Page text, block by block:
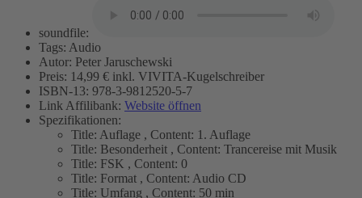
soundfile:
Tags: Audio
Autor: Peter Jaruschewski
Preis: 14,99 € inkl. VIVITA-Kugelschreiber
ISBN-13: 978-3-9812520-5-7
Link Affilibank: Website öffnen
Spezifikationen:
Title: Auflage , Content: 1. Auflage
Title: Besonderheit , Content: Trancereise mit Musik
Title: FSK , Content: 0
Title: Format , Content: Audio CD
Title: Umfang , Content: 50 min